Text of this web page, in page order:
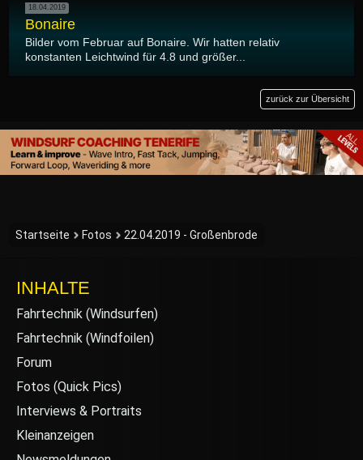
18.04.2019
Bonaire
Bilder vom Februar auf Bonaire. Wir hatten relativ
konstanten Leichtwind für 4.8 und größer...
zurück zur Übersicht
Startseite Fotos 22.04.2019 - Großenbrode
INHALTE
Fahrtechnik (Windsurfen)
Fahrtechnik (Windfoilen)
Forum
Fotos (Quick Pics)
Interviews & Portraits
Kleinanzeigen